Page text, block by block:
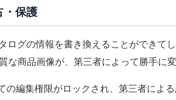
・保護
グの情報を書き換えることができて
商品画像が、第三者によって勝手に
編集権限がロックされ、第三者によ